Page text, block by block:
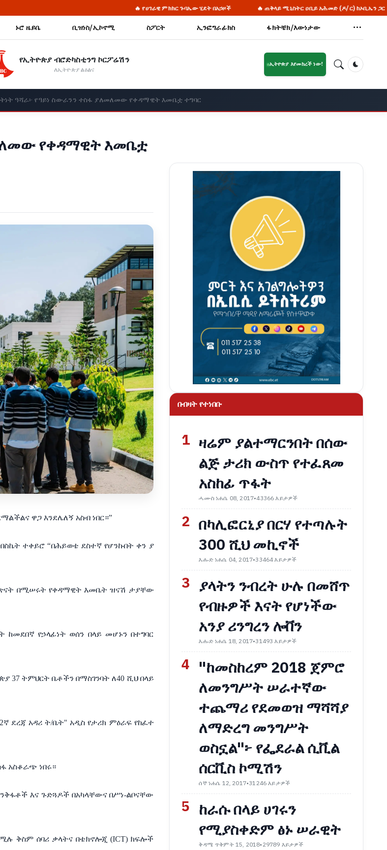
🔥 የሀገራዊ ምክክር ጉባኤው ሂደት በአኃዞች 🔥 ጠቅላይ ሚኒስትር ዐቢይ አሕመድ (ዶ/ር) ከኦቢኤን ጋር ያደረጉት ቆይታ - ክፍል 1
ኑሮ ዜይቤ ቢዝነስ/ኢኮኖሚ ስፖርት ኢንፎግራፊክስ ፋክትቼክ/እውነታው
የኢትዮጵያ ብሮድካስቲንግ ኮርፖሬሽን
ለኢትዮጵያ ልዕልና
ኢትዮጵያ እየመከረች ነው!
Dark
ዓሻራ፦ የዓይነ ስውራንን ተስፋ ያለመለመው የቀዳማዊት እመቤቷ ተግባር
የቀዳማዊት እመቤቷ
ዋጋ እንደሌለኝ አስብ ነበር።”
በስኬት ተቀይሮ “በሕይወቴ ደስተኛ የሆንኩበት ቀን ያ
በሚሠሩት የቀዳማዊት እመቤት ዝናሽ ታያቸው
ከመደበኛ የኃላፊነት ወሰን በላይ መሆኑን በተግባር
37ትምህርት ቤቶችን በማስገንባት ለ40 ሺህ በላይ
2ኛ ደረጃ አዳሪ ት/ቤት" አዲስ የታሪክ ምዕራፍ የከፈተ
አስቆራጭ ነበሩ።
እና ጉድጓዶች በአካላቸውና በሥነ-ልቦናቸው
ቅስም ሰባሪ ቃላትና በቴክኖሎጂ(ICT) ክፍሎች
በብዛት የተነበቡ
1 ዛሬም ያልተማርንበት በሰው
ልጅ ታሪክ ውስጥ የተፈጸመ
አስከፊ ጥፋት
ሓሙስ ነሐሴ 08, 2017•43366 እይታዎች
2 በካሊፎርኒያ በርሃ የተጣሉት
300 ሺህ መኪኖች
እሑድ ነሐሴ 04, 2017•33464 እይታዎች
3 ያላትን ንብረት ሁሉ በመሸጥ
የብዙዎች እናት የሆነችው
አንያ ሪንግረን ሎቨን
እሑድ ነሐሴ 18, 2017•31493 እይታዎች
4 "ከመስከረም 2018 ጀምሮ
ለመንግሥት ሠራተኛው
ተጨማሪ የደመወዝ ማሻሻያ
ለማድረግ መንግሥት
ወስኗል"፦ የፌደራል ሲቪል
ሰርቪስ ኮሚሽን
ሰኞ ነሐሴ 12, 2017•31246 እይታዎች
5 ከራሱ በላይ ሀገሩን
የሚያስቀድም ፅኑ ሠራዊት
ቅዳሜ ጥቅምት 15, 2018•29789 እይታዎች